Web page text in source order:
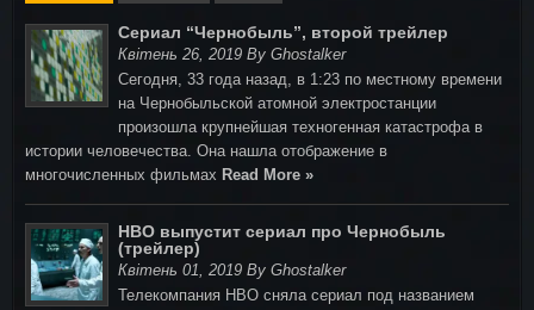
Сериал “Чернобыль”, второй трейлер
Квітень 26, 2019 By Ghostalker
Сегодня, 33 года назад, в 1:23 по местному времени
на Чернобыльской атомной электростанции
произошла крупнейшая техногенная катастрофа в
истории человечества. Она нашла отображение в
многочисленных фильмах Read More »
HBO выпустит сериал про Чернобыль
(трейлер)
Квітень 01, 2019 By Ghostalker
Телекомпания HBO сняла сериал под названием